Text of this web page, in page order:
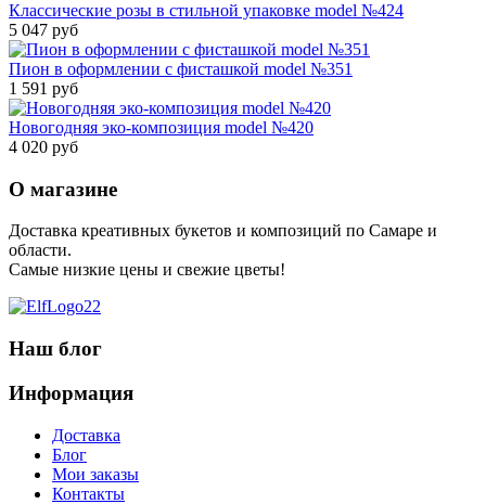
Классические розы в стильной упаковке model №424
5 047 руб
Пион в оформлении с фисташкой model №351
1 591 руб
Новогодняя эко-композиция model №420
4 020 руб
О магазине
Доставка креативных букетов и композиций по Самаре и
области.
Самые низкие цены и свежие цветы!
Наш блог
Информация
Доставка
Блог
Мои заказы
Контакты